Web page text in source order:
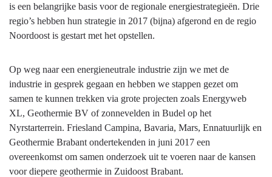
is een belangrijke basis voor de regionale energiestrategieën. Drie
regio’s hebben hun strategie in 2017 (bijna) afgerond en de regio
Noordoost is gestart met het opstellen.
Op weg naar een energieneutrale industrie zijn we met de
industrie in gesprek gegaan en hebben we stappen gezet om
samen te kunnen trekken via grote projecten zoals Energyweb
XL, Geothermie BV of zonnevelden in Budel op het
Nyrstarterrein. Friesland Campina, Bavaria, Mars, Ennatuurlijk en
Geothermie Brabant ondertekenden in juni 2017 een
overeenkomst om samen onderzoek uit te voeren naar de kansen
voor diepere geothermie in Zuidoost Brabant.